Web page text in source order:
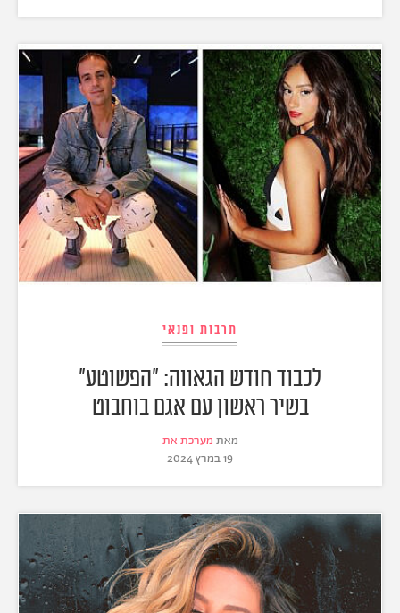
תרבות ופנאי
לכבוד חודש הגאווה: "הפשוטע"
בשיר ראשון עם אגם בוחבוט
מאת מערכת את
19 במרץ 2024